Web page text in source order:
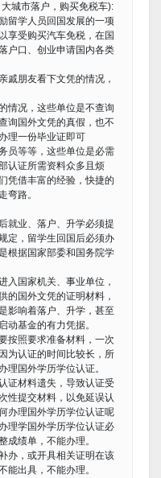
城市落户，购买免税车):
留学人员回国发展的一项
享受购买汽车免税，在国
户口、创业申请国内各类
戚朋友看下文凭的情况，
情况，这些单位是不查询
询国外文凭的真假，也不
理一份毕业证即可
员等等，这些单位是必需
认证所需资料众多且烦
凭借丰富的经验，快捷的
弯路。
就业、落户、升学必须提
定，留学生回国后必须办
根据国家部委和国务院学
入国家机关、事业单位，
的国外文凭的证明材料，
影响着落户、升学，甚至
动基金的有力凭据。
按照要求准备材料，一次
为认证的时间比较长，所
理国外学历学位认证。
证材料遗失，导致认证受
性提交材料，以免延误认
办理国外学历学位认证呢
理学国外学历学位认证必
成绩单，不能办理。
办，或开具相关证明在该
能出具，不能办理。